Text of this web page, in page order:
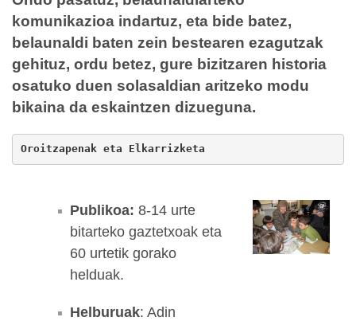
komunikazioa indartuz, eta bide batez,
belaunaldi baten zein bestearen ezagutzak
gehituz, ordu betez, gure bizitzaren historia
osatuko duen solasaldian aritzeko modu
bikaina da eskaintzen dizueguna.
Oroitzapenak eta Elkarrizketa
Publikoa: 8-14 urte
bitarteko gaztetxoak eta
60 urtetik gorako
helduak.
Helburuak: Adin